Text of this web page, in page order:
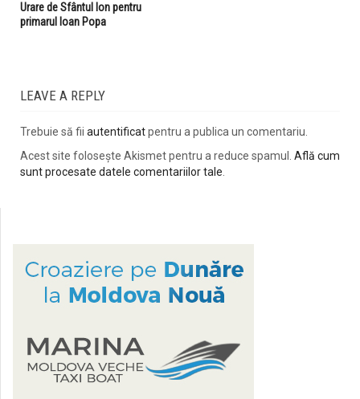
Urare de Sfântul Ion pentru
primarul Ioan Popa
LEAVE A REPLY
Trebuie să fii autentificatpentru a publica un comentariu.
Acest site folosește Akismet pentru a reduce spamul. Află cum
sunt procesate datele comentariilor tale